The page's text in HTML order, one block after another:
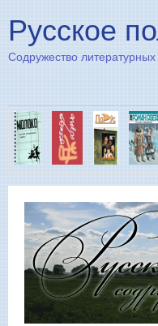
Русское
Содружество литературных